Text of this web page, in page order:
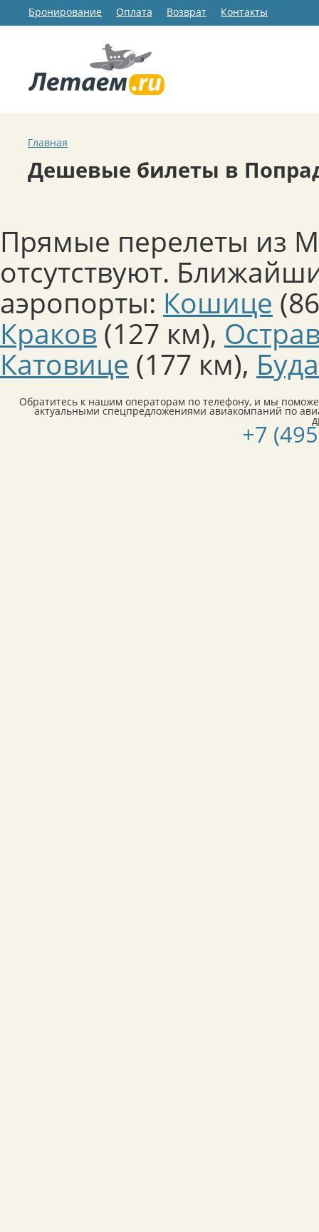
Бронирование Оплата Возврат Контакты
Главная
Дешевые билеты в
Прямые перелеты из
отсутствуют.
аэропорты: Кошице
Краков(127 км),
Катовице (177 км),
Обратитесь к нашим операторам по телефону, и мы
актуальными спецпредложениями авиакомпаний по
+7